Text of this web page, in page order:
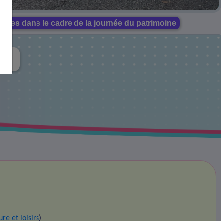
dans le cadre de la journée du patrimoine
et loisirs)